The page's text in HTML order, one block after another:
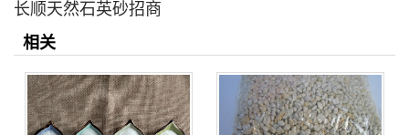
长顺天然石英砂招商
相关